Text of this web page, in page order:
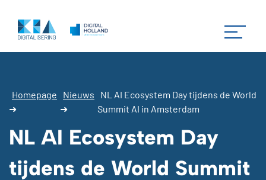
Homepage
➜
Nieuws
➜
NL AI Ecosystem Day tijdens de World
Summit AI in Amsterdam
NL AI Ecosystem Day
tijdens de World Summit